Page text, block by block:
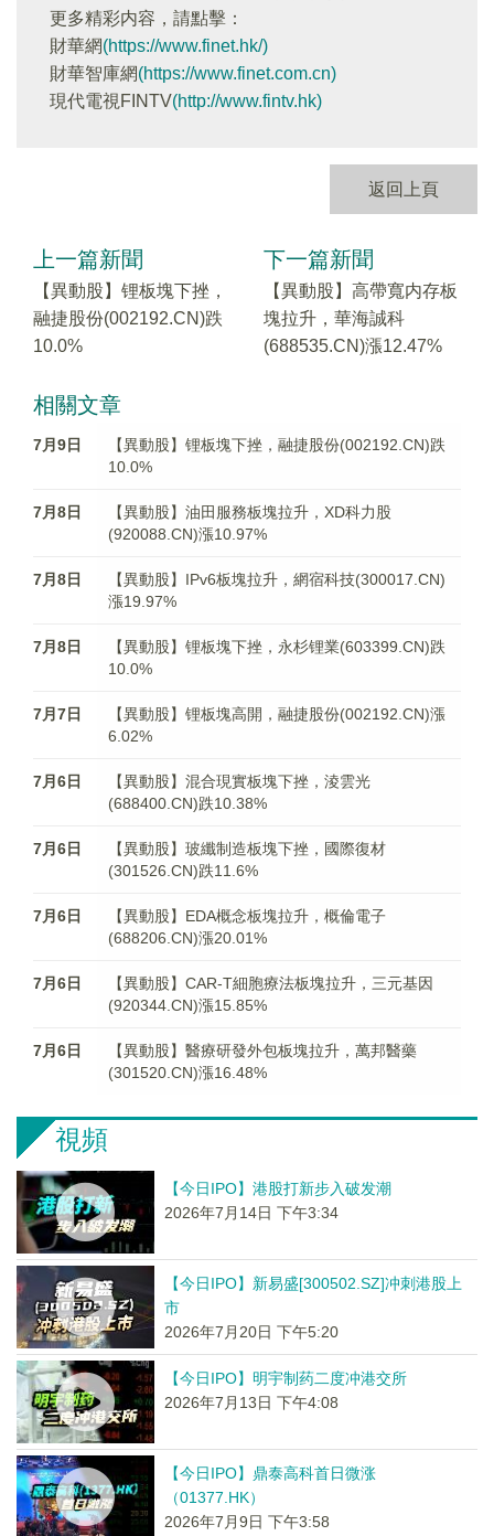
更多精彩内容，請點擊：
財華網(https://www.finet.hk/)
財華智庫網(https://www.finet.com.cn)
現代電視FINTV(http://www.fintv.hk)
返回上頁
上一篇新聞
【異動股】锂板塊下挫，
融捷股份(002192.CN)跌
10.0%
下一篇新聞
【異動股】高帶寬内存板
塊拉升，華海誠科
(688535.CN)漲12.47%
相關文章
7月9日
【異動股】锂板塊下挫，融捷股份(002192.CN)跌
10.0%
7月8日
【異動股】油田服務板塊拉升，XD科力股
(920088.CN)漲10.97%
7月8日
【異動股】IPv6板塊拉升，網宿科技(300017.CN)
漲19.97%
7月8日
【異動股】锂板塊下挫，永杉锂業(603399.CN)跌
10.0%
7月7日
【異動股】锂板塊高開，融捷股份(002192.CN)漲
6.02%
7月6日
【異動股】混合現實板塊下挫，淩雲光
(688400.CN)跌10.38%
7月6日
【異動股】玻纖制造板塊下挫，國際復材
(301526.CN)跌11.6%
7月6日
【異動股】EDA概念板塊拉升，概倫電子
(688206.CN)漲20.01%
7月6日
【異動股】CAR-T細胞療法板塊拉升，三元基因
(920344.CN)漲15.85%
7月6日
【異動股】醫療研發外包板塊拉升，萬邦醫藥
(301520.CN)漲16.48%
視頻
【今日IPO】港股打新步入破发潮
2026年7月14日 下午3:34
【今日IPO】新易盛[300502.SZ]冲刺港股上
市
2026年7月20日 下午5:20
【今日IPO】明宇制药二度冲港交所
2026年7月13日 下午4:08
【今日IPO】鼎泰高科首日微涨
（01377.HK）
2026年7月9日 下午3:58